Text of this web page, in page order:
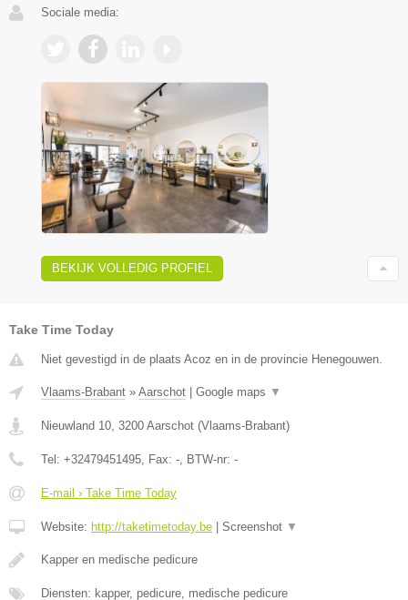
Sociale media:
BEKIJK VOLLEDIG PROFIEL
Take Time Today
Niet gevestigd in de plaats Acoz en in de provincie Henegouwen.
Vlaams-Brabant » Aarschot Google maps ▼
Nieuwland 10, 3200 Aarschot (Vlaams-Brabant)
Tel: +32479451495, Fax: -, BTW-nr: -
E-mail › Take Time Today
Website: http://taketimetoday.be Screenshot ▼
Kapper en medische pedicure
Diensten: kapper, pedicure, medische pedicure